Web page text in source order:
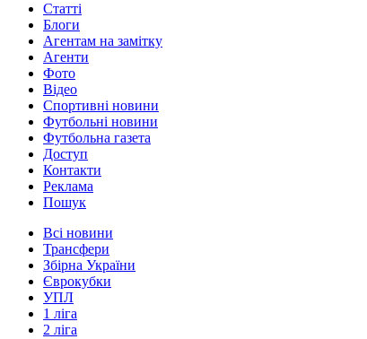
Статті
Блоги
Агентам на замітку
Агенти
Фото
Відео
Спортивні новини
Футбольні новини
Футбольна газета
Доступ
Контакти
Реклама
Пошук
Всі новини
Трансфери
Збірна України
Єврокубки
УПЛ
1 ліга
2 ліга